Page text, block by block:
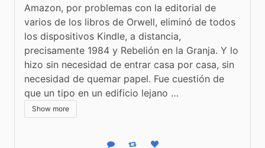
Amazon, por problemas con la editorial de
varios de los libros de Orwell, eliminó de todos
los dispositivos Kindle, a distancia,
precisamente 1984 y Rebelión en la Granja. Y lo
hizo sin necesidad de entrar casa por casa, sin
necesidad de quemar papel. Fue cuestión de
que un tipo en un edificio lejano …
Show more